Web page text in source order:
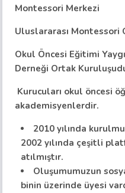
Montessori Merkezi
Uluslararası Montessori
Okul Öncesi Eğitimi
Derneği Ortak
Kurucuları okul öncesi
akademisyenlerdir.
2010 yılında
2002 yılında çeşitli
atılmıştır.
Oluşumumuzun
binin üzerinde üyesi